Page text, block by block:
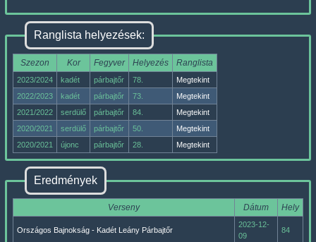
Ranglista helyezések:
Szezon Kor Fegyver Helyezés Ranglista
2023/2024 kadét párbajtőr 78.
Megtekint
2022/2023
kadét párbajtőr 73.
Megtekint
2021/2022
serdülő párbajtőr 84.
Megtekint
2020/2021
serdülő párbajtőr 50.
Megtekint
2020/2021
újonc párbajtőr 28. Megtekint
Eredmények
Verseny Dátum Hely
Országos Bajnokság - Kadét Leány Párbajtőr
2023-12-
09
84